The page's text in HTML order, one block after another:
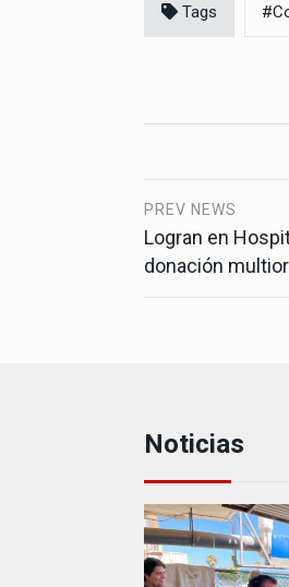
Tags
PREV NEWS
Logran en
donación
Noticias